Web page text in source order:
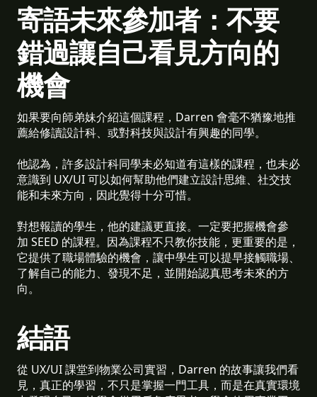
寄語未來參加者：不要
錯過讓自己看見方向的
機會
如果要向師弟妹介紹這個課程，Darren 會毫不猶豫地推
薦給修讀設計科、或對科技與設計有興趣的同學。
他認為，許多設計科同學未必知道有這樣的課程，也未必
意識到 UX/UI 可以如何幫助他們建立設計思維、社交技
能和未來方向，因此覺得十分可惜。
對想報讀的學生，他的建議更直接。一定要把握機會參
加 SEED 的課程。因為課程不只教你技能，更重要的是，
它提供了職場體驗的機會，讓中學生可以提早接觸職場、
了解自己的能力、發現不足，並開始認真思考未來的方
向。
結語
從 UX/UI 課堂到物業公司實習，Darren 的故事讓我們看
見，真正的學習，不只是掌握一門工具，而是在真實環境